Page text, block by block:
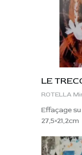
LE
ROTELLA
Effaçage
27,5×21,2cm